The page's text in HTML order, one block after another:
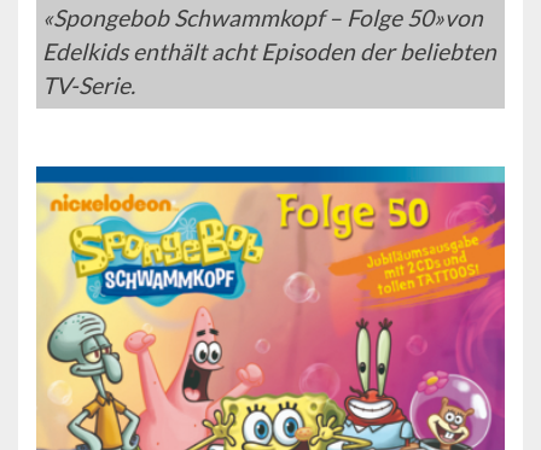
«Spongebob Schwammkopf – Folge 50»von
Edelkids enthält acht Episoden der beliebten
TV-Serie.